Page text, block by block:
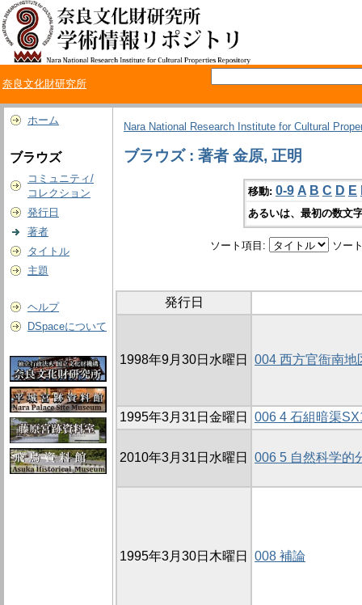
奈良文化財研究所
ホーム
ブラウズ
コミュニティ/
コレクション
発行日
著者
タイトル
主題
ヘルプ
DSpaceについて
Nara National Research Institute for Cultural
ブラウズ : 著者 金原, 正明
移動: 0-9 A B C D E
あるいは、最初の数文
ソート項目: ソー
発行日
1998年9月30日水曜日 004 西方官衙南地
1995年3月31日金曜日 006 4 石組暗渠
2010年3月31日水曜日 006 5 自然科学的
1995年3月30日木曜日 008 補論